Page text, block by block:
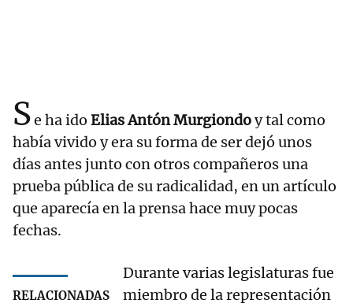
Se ha ido Elias Antón Murgiondoy tal como
había vivido y era su forma de ser dejó unos
días antes junto con otros compañeros una
prueba pública de su radicalidad, en un artículo
que aparecía en la prensa hace muy pocas
fechas.
RELACIONADAS
Durante varias legislaturas fue
miembro de la representación